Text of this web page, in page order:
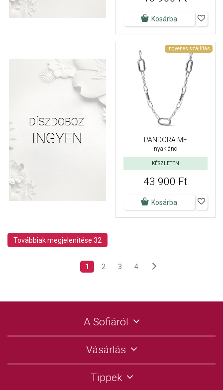
Kosárba
Ingyenes szállítás
PANDORA ME
nyaklánc
KÉSZLETEN
43 900 Ft
Kosárba
Továbbiak megjelenítése 32
1 2 3 4
A Sofiáról
Vásárlás
Tippek